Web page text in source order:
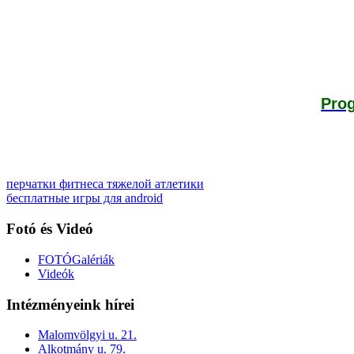
перчатки фитнеса тяжелой атлетики
бесплатные игры для android
Fotó és Videó
FOTÓGalériák
Videók
Intézményeink hírei
Malomvölgyi u. 21.
Alkotmány u. 79.